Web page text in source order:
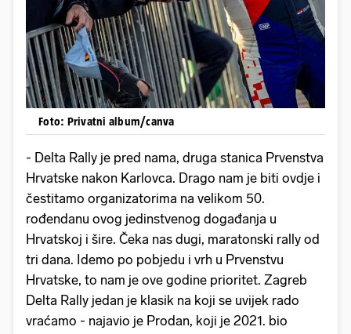
Foto: Privatni album/canva
- Delta Rally je pred nama, druga stanica Prvenstva
Hrvatske nakon Karlovca. Drago nam je biti ovdje i
čestitamo organizatorima na velikom 50.
rođendanu ovog jedinstvenog događanja u
Hrvatskoj i šire. Čeka nas dugi, maratonski rally od
tri dana. Idemo po pobjedu i vrh u Prvenstvu
Hrvatske, to nam je ove godine prioritet. Zagreb
Delta Rally jedan je klasik na koji se uvijek rado
vraćamo - najavio je Prodan, koji je 2021. bio